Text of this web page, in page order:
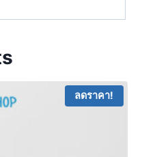
ลดราคา!